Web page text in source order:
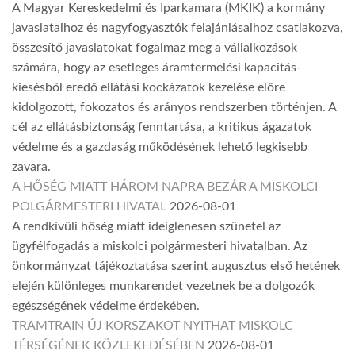
A Magyar Kereskedelmi és Iparkamara (MKIK) a kormány
javaslataihoz és nagyfogyasztók felajánlásaihoz csatlakozva,
összesítő javaslatokat fogalmaz meg a vállalkozások
számára, hogy az esetleges áramtermelési kapacitás-
kiesésből eredő ellátási kockázatok kezelése előre
kidolgozott, fokozatos és arányos rendszerben történjen. A
cél az ellátásbiztonság fenntartása, a kritikus ágazatok
védelme és a gazdaság működésének lehető legkisebb
zavara.
A HŐSÉG MIATT HÁROM NAPRA BEZÁR A MISKOLCI
POLGÁRMESTERI HIVATAL 2026-08-01
A rendkívüli hőség miatt ideiglenesen szünetel az
ügyfélfogadás a miskolci polgármesteri hivatalban. Az
önkormányzat tájékoztatása szerint augusztus első hetének
elején különleges munkarendet vezetnek be a dolgozók
egészségének védelme érdekében.
TRAMTRAIN ÚJ KORSZAKOT NYITHAT MISKOLC
TÉRSÉGÉNEK KÖZLEKEDÉSÉBEN 2026-08-01